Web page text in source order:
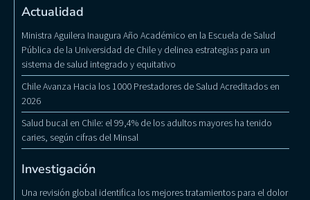
Actualidad
Ministra Aguilera Inaugura Año Académico en la Escuela de Salud
Pública de la Universidad de Chile y delinea estrategias para un
sistema de salud integrado y equitativo
Chile Avanza Hacia los 1000 Prestadores de Salud Acreditados en
2026
Salud bucal en Chile: el 99,4% de los adultos mayores ha tenido
caries, según cifras del Minsal
Investigación
Una revisión global identifica los mejores tratamientos para el dolor